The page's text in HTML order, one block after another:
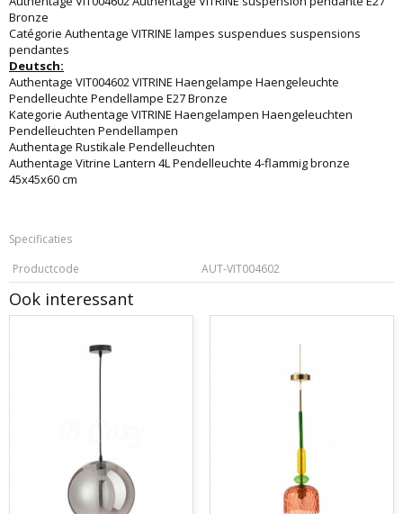
Bronze
Catégorie Authentage VITRINE lampes suspendues suspensions
pendantes
Deutsch:
Authentage VIT004602 VITRINE Haengelampe Haengeleuchte
Pendelleuchte Pendellampe E27 Bronze
Kategorie Authentage VITRINE Haengelampen Haengeleuchten
Pendelleuchten Pendellampen
Authentage Rustikale Pendelleuchten
Authentage Vitrine Lantern 4L Pendelleuchte 4-flammig bronze
45x45x60 cm
Specificaties
Productcode
AUT-VIT004602
Ook interessant